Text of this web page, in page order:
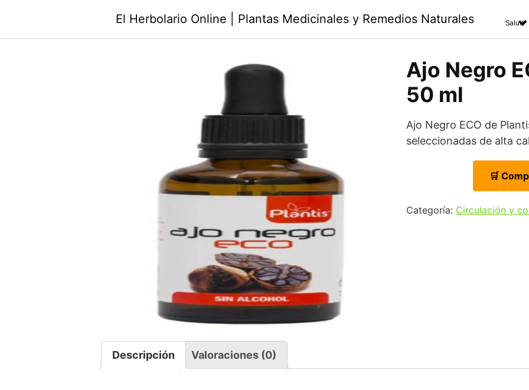
El Herbolario Online | Plantas Medicinales y Remedios Naturales Salud
Ajo Negro
50 ml
Ajo Negro ECO de
seleccionadas de alta
🛒
Categoría: Circulación y
Descripción Valoraciones (0)